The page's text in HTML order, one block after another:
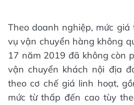
Theo doanh nghiệp, mức
vụ vận chuyển hàng không
17 năm 2019 đã không còn
vận chuyển khách nội địa
theo cơ chế giá linh hoạt,
mức từ thấp đến cao tùy